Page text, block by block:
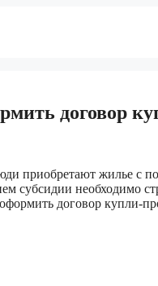
договор
приобретают жилье с
субсидии необходимо
договор купли-